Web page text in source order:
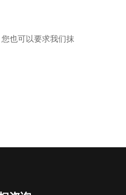
也可以要求我们抹